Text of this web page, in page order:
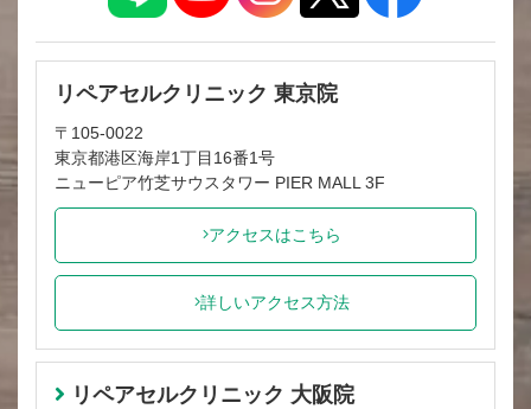
リペアセルクリニック 東京院
〒105-0022
東京都港区海岸1丁目16番1号
ニューピア竹芝サウスタワー PIER MALL 3F
アクセスはこちら
詳しいアクセス方法
リペアセルクリニック 大阪院